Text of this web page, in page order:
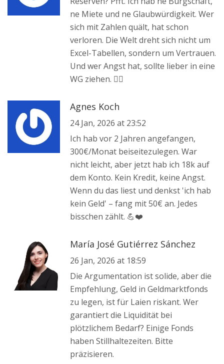
ne Miete und ne Glaubwürdigkeit. Wer
sich mit Zahlen quält, hat schon
verloren. Die Welt dreht sich nicht um
Excel-Tabellen, sondern um Vertrauen.
Und wer Angst hat, sollte lieber in eine
WG ziehen. 🤷‍♂️
Agnes Koch
24 Jan, 2026 at 23:52
Ich hab vor 2 Jahren angefangen,
300€/Monat beiseitezulegen. War
nicht leicht, aber jetzt hab ich 18k auf
dem Konto. Kein Kredit, keine Angst.
Wenn du das liest und denkst 'ich hab
kein Geld' – fang mit 50€ an. Jedes
bisschen zählt. 💪❤️
María José Gutiérrez Sánchez
26 Jan, 2026 at 18:59
Die Argumentation ist solide, aber die
Empfehlung, Geld in Geldmarktfonds
zu legen, ist für Laien riskant. Wer
garantiert die Liquidität bei
plötzlichem Bedarf? Einige Fonds
haben Stillhaltezeiten. Bitte
präzisieren.